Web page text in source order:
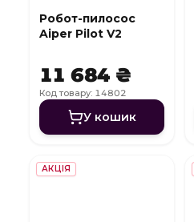
Робот-пилосос
Aiper Pilot V2
11 684 ₴
Код товару: 14802
У кошик
АКЦІЯ